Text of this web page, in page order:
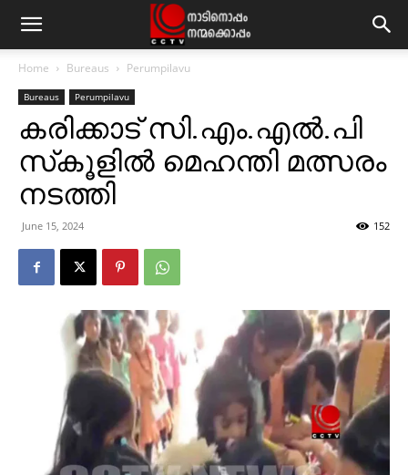
Home Bureaus Perumpilavu
Bureaus Perumpilavu
കരിക്കാട് സി.എം.എല്‍.പി
സ്‌കൂളില്‍ മെഹന്തി മത്സരം
നടത്തി
June 15, 2024 152